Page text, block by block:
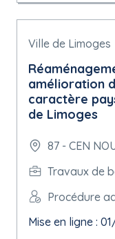
Ville de Limoges
amélioration
caractère
de Limoges
87 - CEN
Travaux de
Procédure
Mise en ligne :